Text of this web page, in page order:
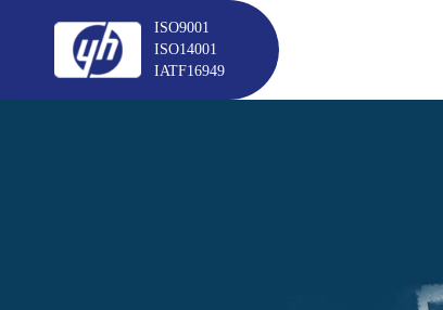
ISO9001
ISO14001
IATF16949